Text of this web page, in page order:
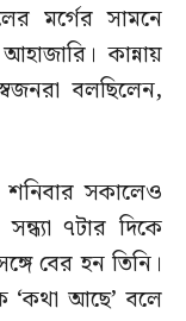
মর্গের সামনে
কান্নায়
বলছিলেন,
সকালেও
৭টার দিকে
বের হন তিনি।
আছে’ বলে